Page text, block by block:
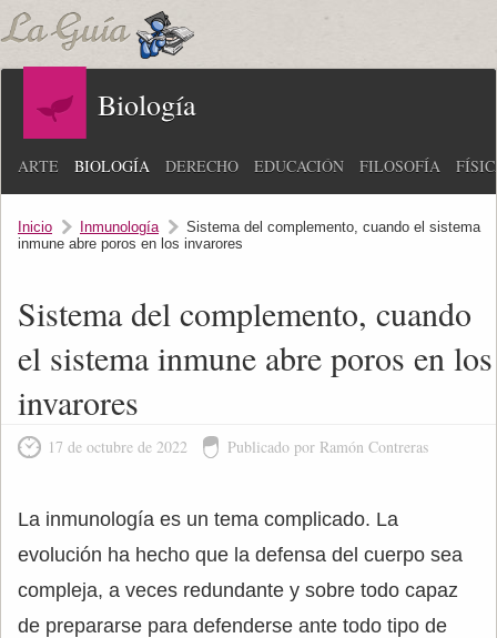
Biología
ARTE BIOLOGÍA DERECHO EDUCACIÓN FILOSOFÍA
Inicio Inmunología
Sistema del complemento, cuando el sistema
inmune abre poros en los invarores
Sistema del complemento, cuando
el sistema inmune abre poros en los
invarores
17 de octubre de 2022 Publicado por Ramón Contreras
La inmunología es un tema complicado. La
evolución ha hecho que la defensa del cuerpo sea
compleja, a veces redundante y sobre todo capaz
de prepararse para defenderse ante todo tipo de